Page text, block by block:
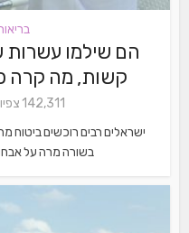
הם שילמו עשרות
קשות, מה קרה
142,311 צפיות
ישראלים רבים רוכשים ביטוח
בשורה מרה על